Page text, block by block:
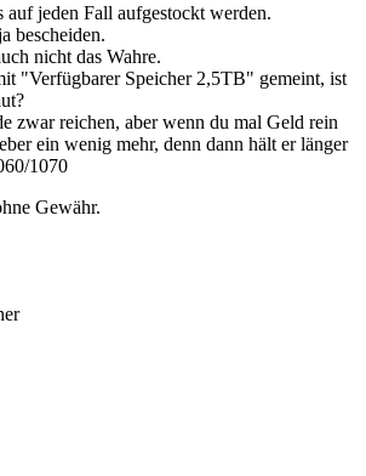
jeden Fall aufgestockt werden.
bescheiden.
nicht das Wahre.
"Verfügbarer Speicher 2,5TB" gemeint, ist
zwar reichen, aber wenn du mal Geld rein
ein wenig mehr, denn dann hält er länger
1070
Gewähr.